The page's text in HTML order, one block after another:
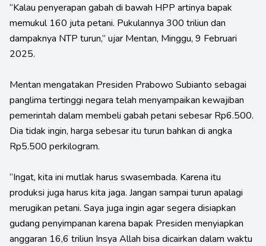
“Kalau penyerapan gabah di bawah HPP artinya bapak
memukul 160 juta petani. Pukulannya 300 triliun dan
dampaknya NTP turun,” ujar Mentan, Minggu, 9 Februari
2025.
Mentan mengatakan Presiden Prabowo Subianto sebagai
panglima tertinggi negara telah menyampaikan kewajiban
pemerintah dalam membeli gabah petani sebesar Rp6.500.
Dia tidak ingin, harga sebesar itu turun bahkan di angka
Rp5.500 perkilogram.
“Ingat, kita ini mutlak harus swasembada. Karena itu
produksi juga harus kita jaga. Jangan sampai turun apalagi
merugikan petani. Saya juga ingin agar segera disiapkan
gudang penyimpanan karena bapak Presiden menyiapkan
anggaran 16,6 triliun Insya Allah bisa dicairkan dalam waktu